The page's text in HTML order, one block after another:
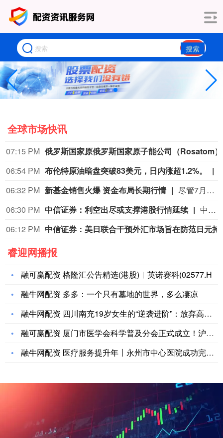
搜索
全球市场快讯
07:15 PM
06:54 PM 布伦特原油暗盘突破83美元，日内涨超1.2%。
06:32 PM 新基金销售火爆 资金布局长期行情
尽管7月A股市场调整，但新发基金市场却呈现出冷暖反差，多只主动权益新品募集成绩亮眼。普通投资者踊跃认购新基金的背后，是不少基金经理对于当前科技行情长周期属性的深度研判，公募普遍判断AI产业浪潮不是短期主题炒作，科技浪潮的演绎周期也远不止半年。
06:30 PM 中信证券：利空出尽或支撑港股行情延续
中信证券研报指出，近一个月恒生综指迎来业绩预期反转，中报超预期与利好预告推动全年盈利上修；而恒科指数受制于乘用车盈利分化及头部互联网平台资本开支扩张对短期利润率的压制，预期修复相对滞后。行业上，医疗保健（CXO与制药龙头驱动）、金融（券商资管与保险）、公用事业及周期运输景气上行；消费、地产及资讯科技预期遭下调。交易层面呈现资金回补超跌低位板块与交易高景气业绩动能的“双管齐下”特征。面对财报密集披露期与海内外宏观扰动，配置建议维持“红利防守+成长弹性”杠铃策略：防守端锁定高股息、低β“类债”资产；进攻端聚焦互联网巨头、双向资金加仓的机器人与生物科技，以及技术硬件与AI应用，兼顾创新药及工业金属的催化布局。
06:12 PM
睿迎网播报
融可赢配资 格隆汇公告精选(港股)︱英诺赛科(02577.H
融牛网配资 多多：一个只有墓地的世界，多么凄凉
融牛网配资 四川南充19岁女生的“逆袭进阶”：放弃高职“保送
融可赢配资 厦门市医学会科学普及分会正式成立！沪厦医疗协作再
融牛网配资 医疗服务提升年丨永州市中心医院成功完成首例超声引